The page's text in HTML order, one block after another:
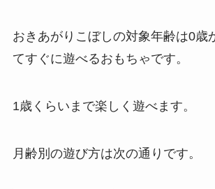
おきあがりこぼしの対象年齢は0歳
てすぐに遊べるおもちゃです。
1歳くらいまで楽しく遊べます。
月齢別の遊び方は次の通りです。